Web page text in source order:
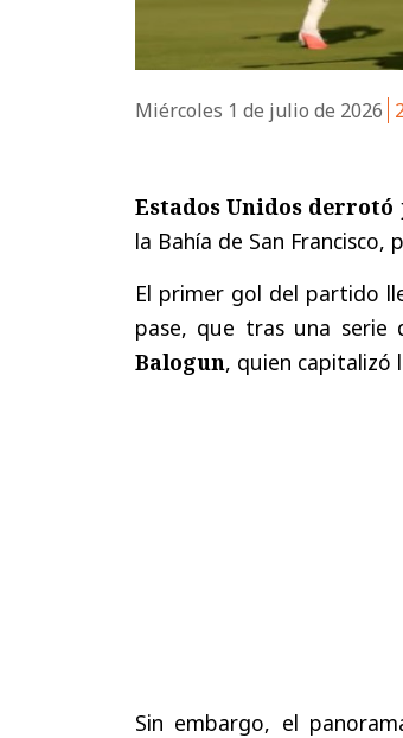
Miércoles 1 de julio de 2026
Estados Unidos derrotó
la Bahía de San Francisco,
El primer gol del partido
pase, que tras una
Balogun, quien capitalizó
Sin embargo, el